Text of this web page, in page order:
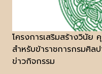
โครงการเสริมสร้างวินัย
สำหรับข้าราชการกรมศิล
ข่าวกิจกรรม